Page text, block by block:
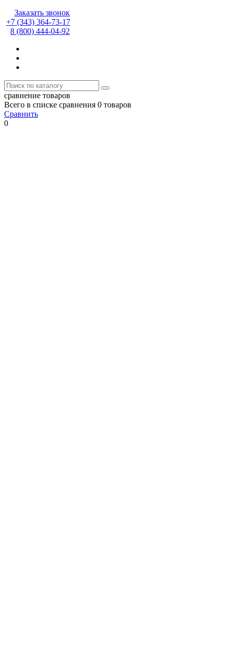
Заказать звонок
+7 (343) 364-73-17
8 (800) 444-04-92
сравнение товаров
Всего в списке сравнения 0 товаров
Сравнить
0